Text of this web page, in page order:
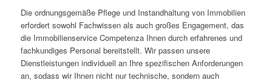
Die ordnungsgemäße Pflege und Instandhaltung von Immobilien
erfordert sowohl Fachwissen als auch großes Engagement, das
die Immobilienservice Competenza Ihnen durch erfahrenes und
fachkundiges Personal bereitstellt. Wir passen unsere
Dienstleistungen individuell an Ihre spezifischen Anforderungen
an, sodass wir Ihnen nicht nur technische, sondern auch